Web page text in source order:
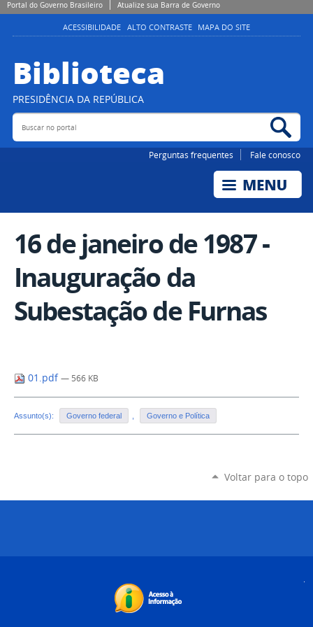
Portal do Governo Brasileiro Atualize sua Barra de Governo
ACESSIBILIDADE ALTO CONTRASTE MAPA DO SITE
Biblioteca
PRESIDÊNCIA DA REPÚBLICA
Buscar no portal
Perguntas frequentes Fale conosco
16 de janeiro de 1987 -
Inauguração da
Subestação de Furnas
01.pdf — 566 KB
Assunto(s): Governo federal Governo e Política
Voltar para o topo